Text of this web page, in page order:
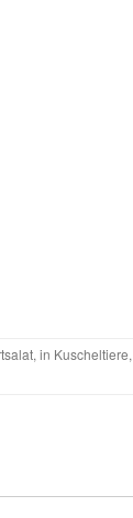
, in Kuscheltiere,